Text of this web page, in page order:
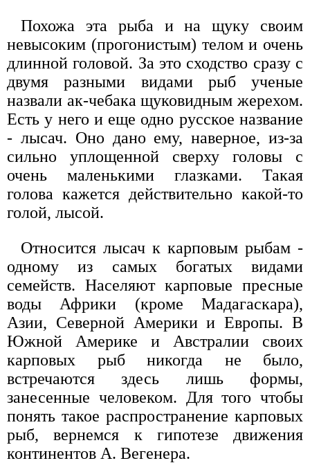
Похожа эта рыба и на щуку своим
невысоким (прогонистым) телом и очень
длинной головой. За это сходство сразу с
двумя разными видами рыб ученые
назвали ак-чебака щуковидным жерехом.
Есть у него и еще одно русское название
- лысач. Оно дано ему, наверное, из-за
сильно уплощенной сверху головы с
очень маленькими глазками. Такая
голова кажется действительно какой-то
голой, лысой.
Относится лысач к карповым рыбам -
одному из самых богатых видами
семейств. Населяют карповые пресные
воды Африки (кроме Мадагаскара),
Азии, Северной Америки и Европы. В
Южной Америке и Австралии своих
карповых рыб никогда не было,
встречаются здесь лишь формы,
занесенные человеком. Для того чтобы
понять такое распространение карповых
рыб, вернемся к гипотезе движения
континентов А. Вегенера.